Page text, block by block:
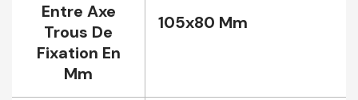
Entre Axe
Trous De
Fixation En
Mm
105x80 Mm